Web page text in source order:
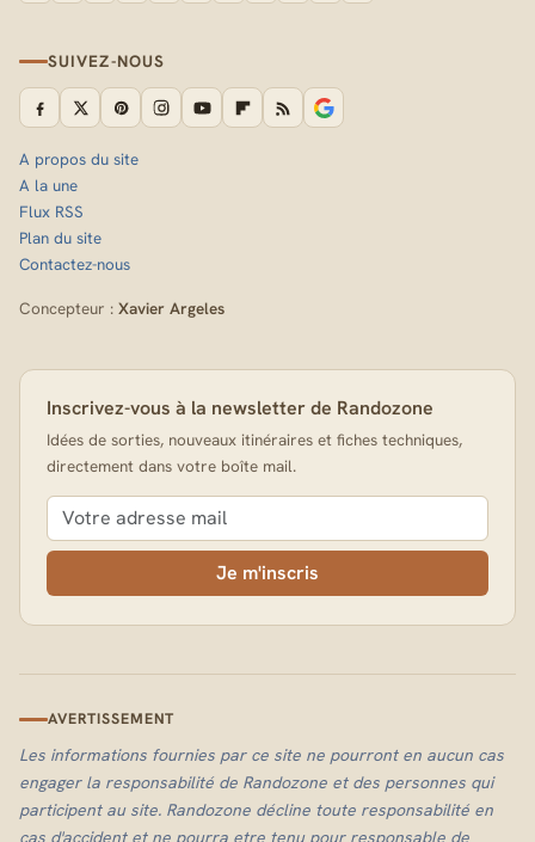
SUIVEZ-NOUS
A propos du site
A la une
Flux RSS
Plan du site
Contactez-nous
Concepteur : Xavier Argeles
Inscrivez-vous à la newsletter de Randozone
Idées de sorties, nouveaux itinéraires et fiches techniques,
directement dans votre boîte mail.
Je m'inscris
AVERTISSEMENT
Les informations fournies par ce site ne pourront en aucun cas
engager la responsabilité de Randozone et des personnes qui
participent au site. Randozone décline toute responsabilité en
cas d'accident et ne pourra etre tenu pour responsable de